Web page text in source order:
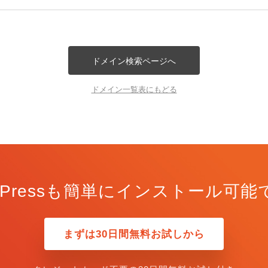
ドメイン検索ページへ
ドメイン一覧表にもどる
も簡単にインストール可能
まずは30日間無料お試しから